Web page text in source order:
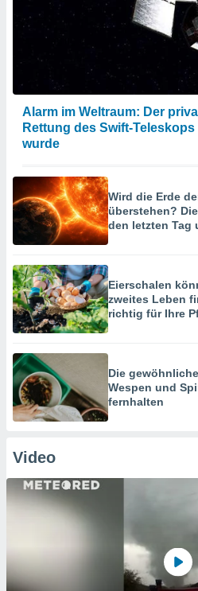
Alarm im Weltraum: Der
Rettung des Swift-
wurde
Wird die Erde
überstehen?
den letzten Tag
Eierschalen
zweites Leben
richtig für Ihre
Die
Wespen und
fernhalten
Video